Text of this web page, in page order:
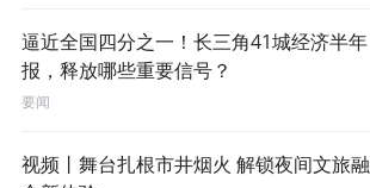
逼近全国四分之一！长三角41城经济半年
报，释放哪些重要信号？
要闻
视频丨舞台扎根市井烟火 解锁夜间文旅融